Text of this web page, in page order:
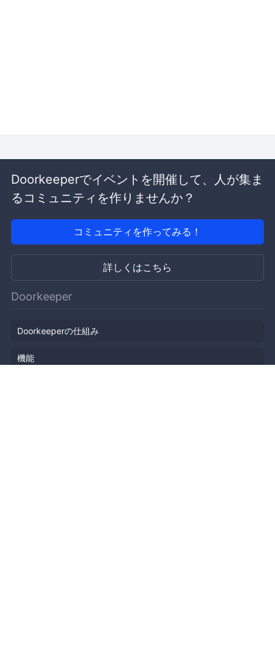
Doorkeeperでイベントを開催して、人が集ま
るコミュニティを作りませんか？
コミュニティを作ってみる！
詳しくはこちら
Doorkeeper
Doorkeeperの仕組み
機能